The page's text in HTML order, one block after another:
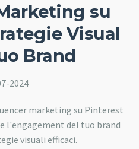
su
Visual
Brand
2024
marketing su Pinterest
l'engagement del tuo brand
visuali efficaci.